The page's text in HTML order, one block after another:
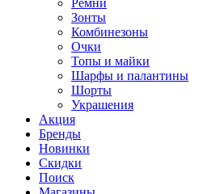
Зонты
Комбинезоны
Очки
Топы и майки
Шарфы и палантины
Шорты
Украшения
Акция
Бренды
Новинки
Скидки
Поиск